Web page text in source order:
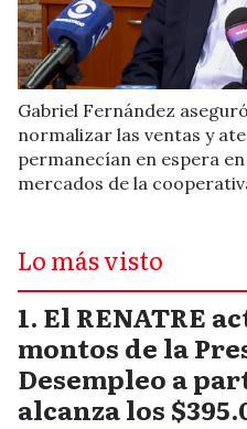
Gabriel Fernández
normalizar las ventas y
permanecían en espera
mercados de la
Lo más visto
El RENATRE
montos de la
Desempleo a
alcanza los